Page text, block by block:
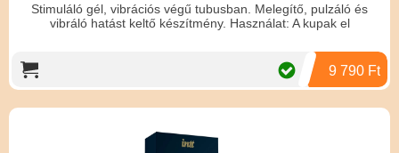
Stimuláló gél, vibrációs végű tubusban. Melegítő, pulzáló és
vibráló hatást keltő készítmény. Használat: A kupak el
9 790 Ft